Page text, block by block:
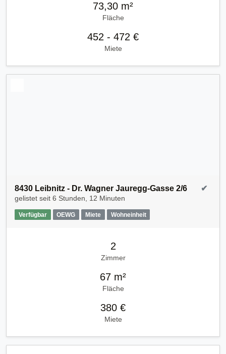
73,30 m²
Fläche
452 - 472 €
Miete
8430 Leibnitz - Dr. Wagner Jauregg-Gasse 2/6
gelistet seit 6 Stunden, 12 Minuten
Verfügbar OEWG Miete Wohneinheit
✔
2
Zimmer
67 m²
Fläche
380 €
Miete